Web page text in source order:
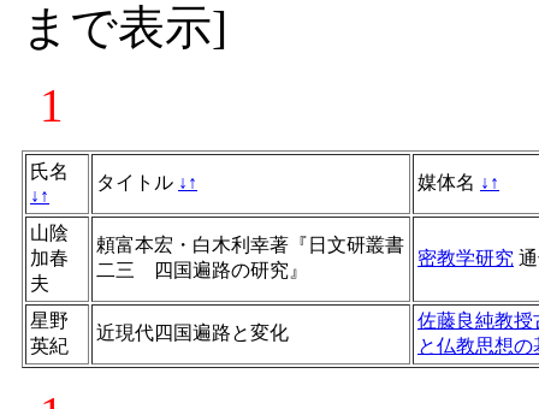
まで表示]
1
氏名
↓ ↑
タイトル ↓ ↑ 媒体名 ↓ ↑
山陰
加春
夫
頼富本宏・白木利幸著『日文研叢書
二三 四国遍路の研究』
密教学研究
星野
英紀
近現代四国遍路と変化
佐藤良純教授
と仏教思想